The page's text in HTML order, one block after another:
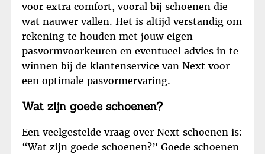
voor extra comfort, vooral bij schoenen die
wat nauwer vallen. Het is altijd verstandig om
rekening te houden met jouw eigen
pasvormvoorkeuren en eventueel advies in te
winnen bij de klantenservice van Next voor
een optimale pasvormervaring.
Wat zijn goede schoenen?
Een veelgestelde vraag over Next schoenen is:
“Wat zijn goede schoenen?” Goede schoenen